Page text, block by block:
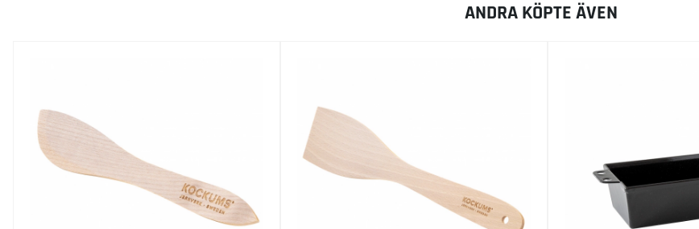
ANDRA KÖPTE ÄVEN